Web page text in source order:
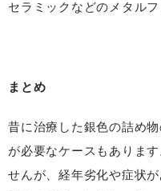
セラミックなどのメタル
まとめ
昔に治療した銀色の詰め
が必要なケースもありま
せんが、経年劣化や症状